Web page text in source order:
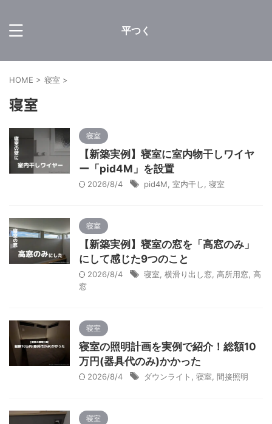
平つく
HOME > 寝室 >
寝室
寝室
【新築実例】寝室に室内物干しワイヤ
ー「pid4M」を設置
2026/8/4 pid4M 室内干し 寝室
寝室
【新築実例】寝室の窓を「高窓のみ」
にして感じた9つのこと
2026/8/4 寝室 横滑り出し窓 高所用窓 高
窓
寝室
寝室の照明計画を実例で紹介！総額10
万円(器具代のみ)かかった
2026/8/4 ダウンライト 寝室 間接照明
寝室